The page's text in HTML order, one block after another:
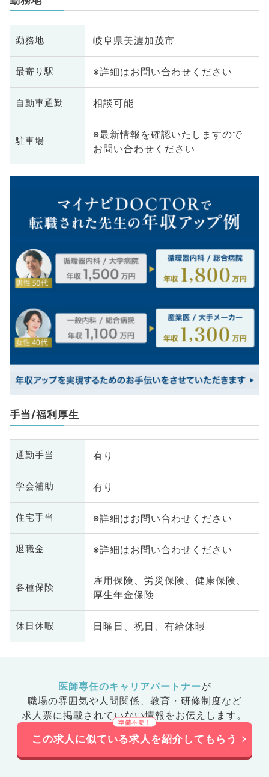
勤務地 岐阜県美濃加茂市
最寄り駅 ※詳細はお問い合わせください
自動車通勤 相談可能
駐車場
※最新情報を確認いたしますので
お問い合わせください
手当/福利厚生
通勤手当 有り
学会補助 有り
住宅手当 ※詳細はお問い合わせください
退職金 ※詳細はお問い合わせください
各種保険
雇用保険、労災保険、健康保険、
厚生年金保険
休日休暇 日曜日、祝日、有給休暇
医師専任のキャリアパートナーが
職場の雰囲気や人間関係、 教育・研修制度など
求人票に掲載されていない情報をお伝えします。
この求人に似ている求人を紹介してもらう